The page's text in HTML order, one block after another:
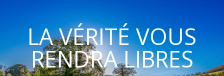
LA VÉRITÉ VOUS
RENDRA LIBRES